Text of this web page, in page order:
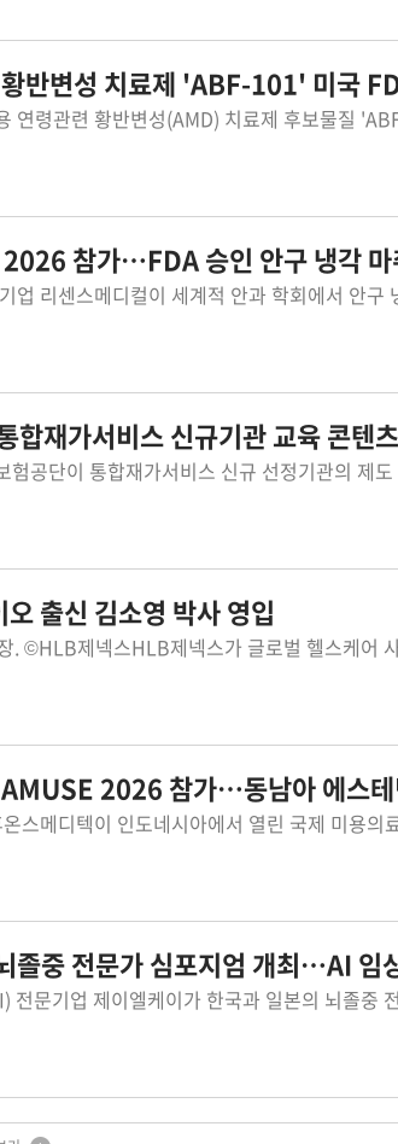
변성 치료제 'ABF-101' 미국 FDA 임상보
참가…FDA 승인 안구 냉각 마취기기 '오
합재가서비스 신규기관 교육 콘텐
출신 김소영 박사 영입
2026 참가…동남아 에스테틱 시
중 전문가 심포지엄 개최…AI 임상 근